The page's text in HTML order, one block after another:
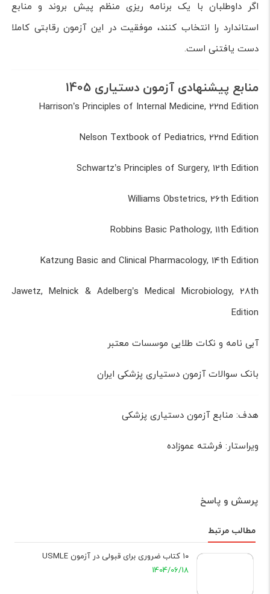
اگر داوطلبان با یک برنامه ریزی منظم پیش بروند و منابع
استاندارد را انتخاب کنند، موفقیت در این آزمون رقابتی کاملا
دست یافتنی است.
منابع پیشنهادی آزمون دستیاری 1405
Harrison’s Principles of Internal Medicine, 22nd Edition
Nelson Textbook of Pediatrics, 22nd Edition
Schwartz’s Principles of Surgery, 12th Edition
Williams Obstetrics, 26th Edition
Robbins Basic Pathology, 11th Edition
Katzung Basic and Clinical Pharmacology, 14th Edition
Jawetz, Melnick & Adelberg’s Medical Microbiology, 28th
Edition
آبی نامه و نکات طلایی موسسات معتبر
بانک سوالات آزمون دستیاری پزشکی ایران
هدف: منابع آزمون دستیاری پزشکی
ویراستار: فرشته عموزاده
پرسش و پاسخ
مطالب مرتبط
۱۰ کتاب ضروری برای قبولی در آزمون USMLE
1404/06/18